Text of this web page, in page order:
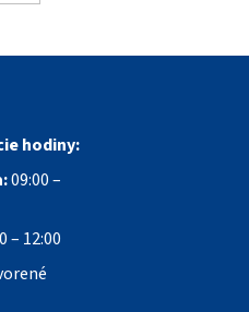
hodiny:
09:00 –
– 12:00